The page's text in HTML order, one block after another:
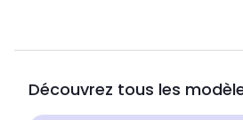
Découvrez tous les